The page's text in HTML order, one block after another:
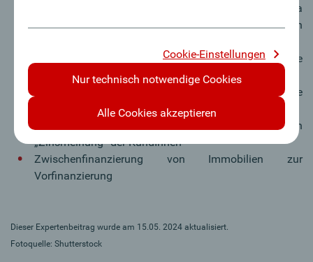
Erweiterte Beratungszeiten in der Filiale, via
Videoberatung oder mit einem Beratungstermin auch
Kein Angebot „von der Stange“, sondern gemeinsame
Erarbeitung des individuellen Finanzierungsmixes
Umfassende Information über die
Finanzierungsvarianten und „Hintergrundwissen“
Wohnbaufinanzierung fest und variabel je nach
„Zinsmeinung“ der KundInnen
Zwischenfinanzierung von Immobilien zur
Vorfinanzierung
Dieser Expertenbeitrag wurde am 15.05. 2024 aktualisiert.
Fotoquelle: Shutterstock
Cookie-Einstellungen
Nur technisch notwendige Cookies
Alle Cookies akzeptieren